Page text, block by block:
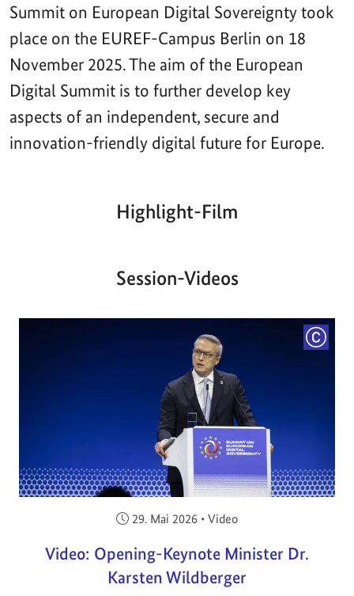
Summit on European Digital Sovereignty took
place on the EUREF-Campus Berlin on 18
November 2025. The aim of the European
Digital Summit is to further develop key
aspects of an independent, secure and
innovation-friendly digital future for Europe.
Highlight-Film
Aktueller
00:00| 00:00
Session-Videos
Veröffentlicht am:
29. Mai 2026 • Video
Video: Opening-Keynote Minister Dr.
Karsten Wildberger